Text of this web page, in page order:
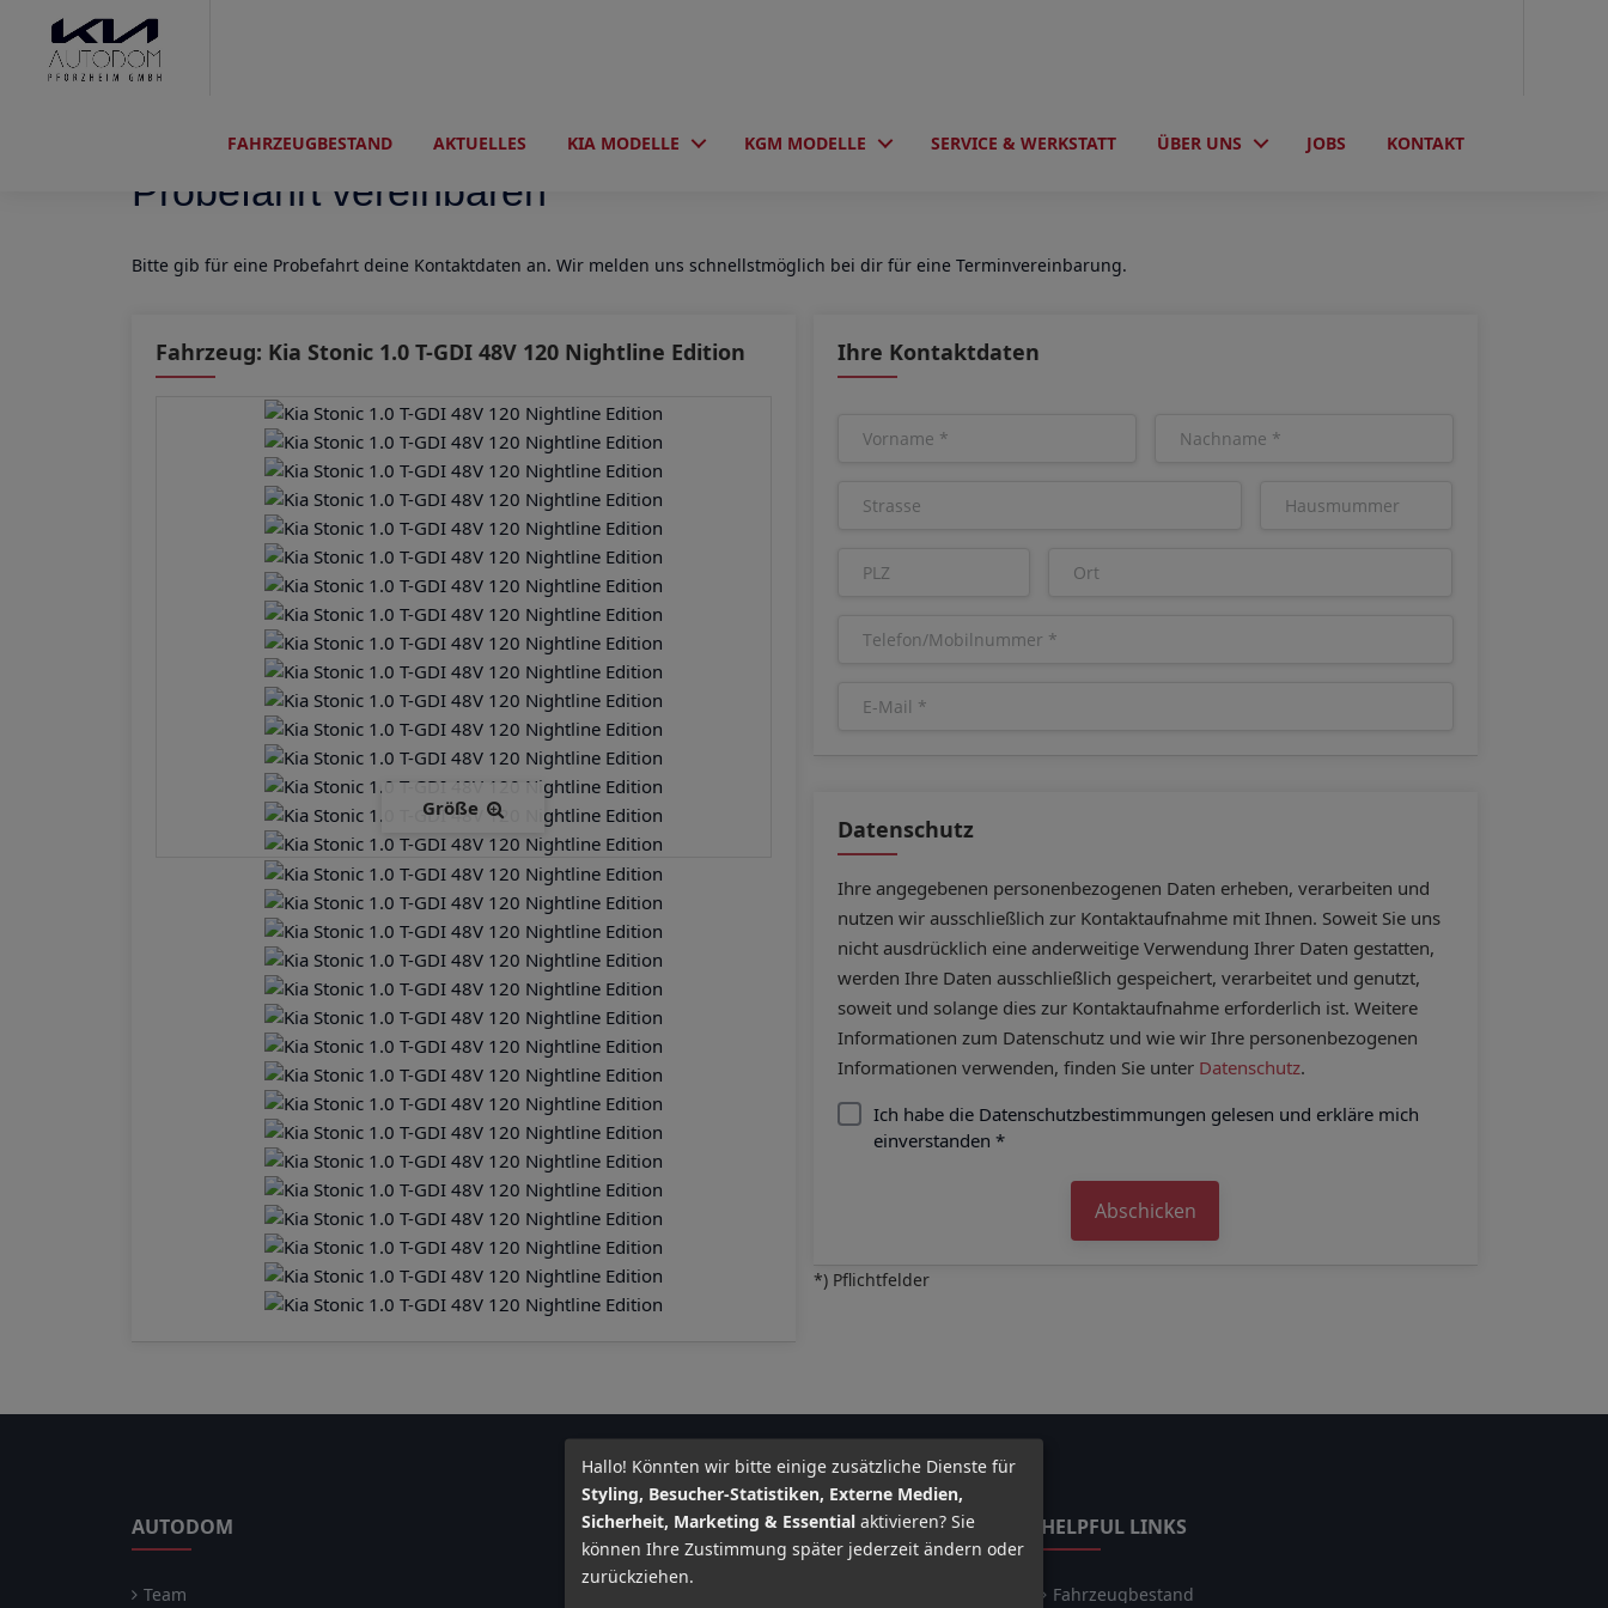
FAHRZEUGBESTAND AKTUELLES KIA MODELLE KGM MODELLE SERVICE & WERKSTATT ÜBER UNS JOBS KONTAKT
Probefahrt vereinbaren
Bitte gib für eine Probefahrt deine Kontaktdaten an. Wir melden uns schnellstmöglich bei dir für eine Terminvereinbarung.
Fahrzeug: Kia Stonic 1.0 T-GDI 48V 120 Nightline Edition
Größe
Ihre Kontaktdaten
Datenschutz
Ihre angegebenen personenbezogenen Daten erheben, verarbeiten und
nutzen wir ausschließlich zur Kontaktaufnahme mit Ihnen. Soweit Sie uns
nicht ausdrücklich eine anderweitige Verwendung Ihrer Daten gestatten,
werden Ihre Daten ausschließlich gespeichert, verarbeitet und genutzt,
soweit und solange dies zur Kontaktaufnahme erforderlich ist. Weitere
Informationen zum Datenschutz und wie wir Ihre personenbezogenen
Informationen verwenden, finden Sie unter Datenschutz.
Ich habe die Datenschutzbestimmungen gelesen und erkläre mich
einverstanden *
Abschicken
*) Pflichtfelder
AUTODOM
Team
RECHTLICHES HELPFUL LINKS
Fahrzeugbestand
Hallo! Könnten wir bitte einige zusätzliche Dienste für
Styling, Besucher-Statistiken, Externe Medien,
Sicherheit, Marketing & Essential aktivieren? Sie
können Ihre Zustimmung später jederzeit ändern oder
zurückziehen.